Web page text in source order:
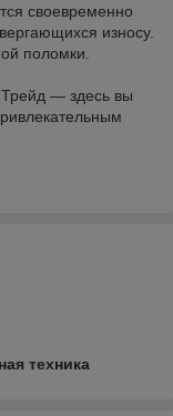
своевременно
износу.
поломки.
Трейд — здесь вы
техника